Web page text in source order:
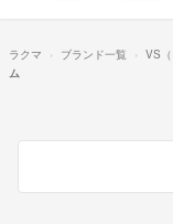
ラクマ ブランド一覧 VS（
ム